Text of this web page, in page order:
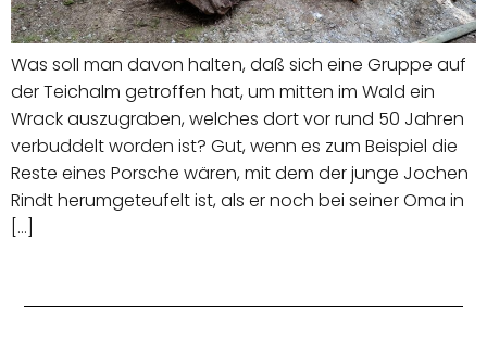
Was soll man davon halten, daß sich eine Gruppe auf
der Teichalm getroffen hat, um mitten im Wald ein
Wrack auszugraben, welches dort vor rund 50 Jahren
verbuddelt worden ist? Gut, wenn es zum Beispiel die
Reste eines Porsche wären, mit dem der junge Jochen
Rindt herumgeteufelt ist, als er noch bei seiner Oma in
[…]